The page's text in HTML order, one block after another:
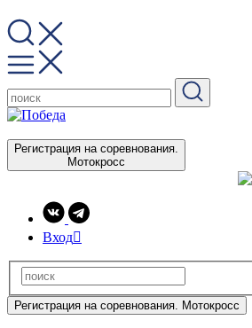
Регистрация на соревнования.
Мотокросс
Вход
Регистрация на соревнования. Мотокросс